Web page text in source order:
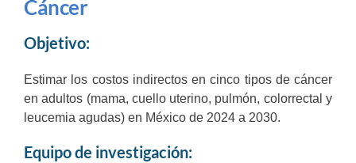
Cáncer
Objetivo:
Estimar los costos indirectos en cinco tipos de cáncer
en adultos (mama, cuello uterino, pulmón, colorrectal y
leucemia agudas) en México de 2024 a 2030.
Equipo de investigación: